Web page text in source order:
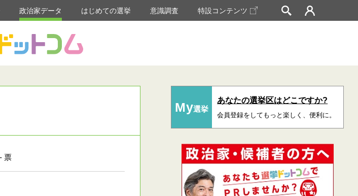
政治家データ はじめての選挙 意識調査 特設コンテンツ
票
My選挙
あなたの選挙区はどこですか?
会員登録をしてもっと楽しく、便利に。